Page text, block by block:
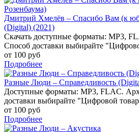
Дмитрий Хмелёв – Спасибо Вам (к
(Digital) (2021)
Скачать доступные форматы: MP3,
Способ доставки выбирайте
от 100 руб
Подробнее
Разные Люди – Справедливость
Доступные форматы: MP3, FLAC.
доставки выбирайте "Цифровой
от 100 руб
Подробнее